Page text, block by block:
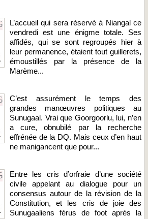
L’accueil qui sera réservé à Niangal ce
vendredi est une énigme totale. Ses
affidés, qui se sont regroupés hier à
leur permanence, étaient tout guillerets,
émoustillés par la présence de la
Marème...
C’est assurément le temps des
grandes manœuvres politiques au
Sunugaal. Vrai que Goorgoorlu, lui, n’en
a cure, obnubilé par la recherche
effrénée de la DQ. Mais ceux d’en haut
ne manigancent que pour...
Entre les cris d’orfraie d’une société
civile appelant au dialogue pour un
consensus autour de la révision de la
Constitution, et les cris de joie des
Sunugaaliens férus de foot après la